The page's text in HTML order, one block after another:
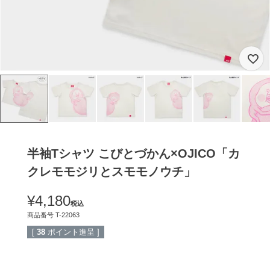
半袖Tシャツ こびとづかん×OJICO「カ
クレモモジリとスモモノウチ」
¥4,180税込
商品番号 T-22063
[ 38 ポイント進呈 ]